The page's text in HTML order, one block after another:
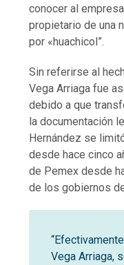
conocer al
propietario de una
por «huachicol”.
Sin referirse al
Vega Arriaga fue
debido a que
la documentación
Hernández se
desde hace cinco
de Pemex desde
de los gobiernos
Vega Arriaga,